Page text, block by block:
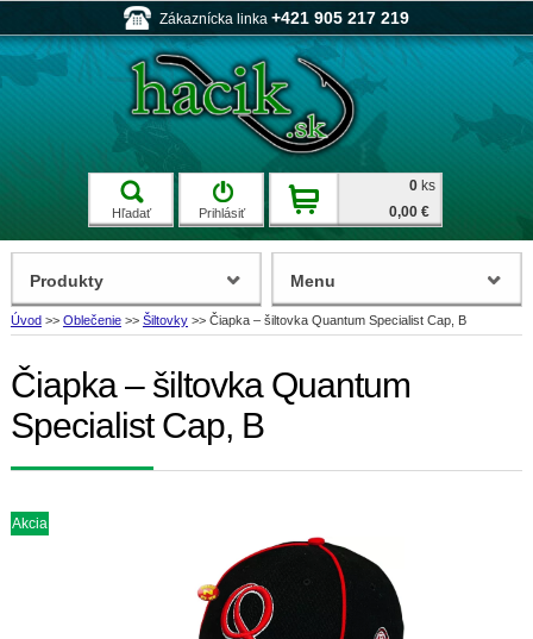
Zákaznícka linka +421 905 217 219
Hľadať Prihlásiť
0 ks
0,00 €
Úvod >> Oblečenie >> Šiltovky >> Čiapka – šiltovka Quantum Specialist Cap, B
Čiapka – šiltovka Quantum
Specialist Cap, B
Akcia
Produkty Menu